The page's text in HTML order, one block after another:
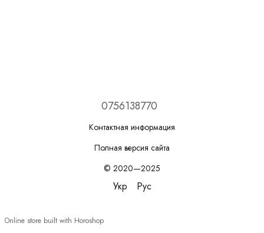
0756138770
Контактная информация
Полная версия сайта
© 2020—2025
Укр Рус
Online store built with Horoshop